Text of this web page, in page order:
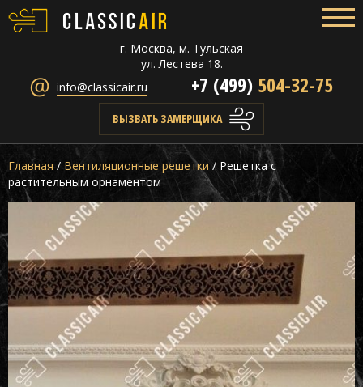
г. Москва, м. Тульская
ул. Лестева 18.
info@classicair.ru
+7 (499) 504-32-75
ВЫЗВАТЬ ЗАМЕРЩИКА
Главная / Вентиляционные решетки/ Решетка с
растительным орнаментом